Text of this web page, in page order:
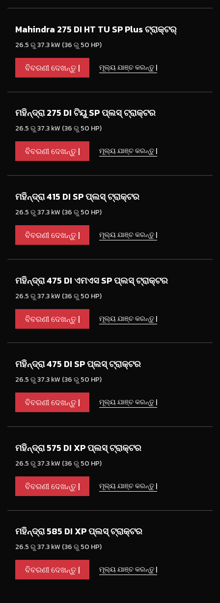
Mahindra 275 DI HT TU SP Plus ଟ୍ରାକ୍ଟର୍
26.5 ରୁ 37.3 kW (36 ରୁ 50 HP)
ବିବରଣୀ ଦେଖନ୍ତୁ | ମୂଲ୍ୟ ଯାଞ୍ଚ କରନ୍ତୁ |
ମହିନ୍ଦ୍ରା 275 DI ଟିୟୁ SP ପ୍ଲସ୍ ଟ୍ରାକ୍ଟର
26.5 ରୁ 37.3 kW (36 ରୁ 50 HP)
ବିବରଣୀ ଦେଖନ୍ତୁ | ମୂଲ୍ୟ ଯାଞ୍ଚ କରନ୍ତୁ |
ମହିନ୍ଦ୍ରା 415 DI SP ପ୍ଲସ୍ ଟ୍ରାକ୍ଟର
26.5 ରୁ 37.3 kW (36 ରୁ 50 HP)
ବିବରଣୀ ଦେଖନ୍ତୁ | ମୂଲ୍ୟ ଯାଞ୍ଚ କରନ୍ତୁ |
ମହିନ୍ଦ୍ରା 475 DI ଏମଏସ SP ପ୍ଲସ୍ ଟ୍ରାକ୍ଟର
26.5 ରୁ 37.3 kW (36 ରୁ 50 HP)
ବିବରଣୀ ଦେଖନ୍ତୁ | ମୂଲ୍ୟ ଯାଞ୍ଚ କରନ୍ତୁ |
ମହିନ୍ଦ୍ରା 475 DI SP ପ୍ଲସ୍ ଟ୍ରାକ୍ଟର
26.5 ରୁ 37.3 kW (36 ରୁ 50 HP)
ବିବରଣୀ ଦେଖନ୍ତୁ | ମୂଲ୍ୟ ଯାଞ୍ଚ କରନ୍ତୁ |
ମହିନ୍ଦ୍ରା 575 DI XP ପ୍ଲସ୍ ଟ୍ରାକ୍ଟର
26.5 ରୁ 37.3 kW (36 ରୁ 50 HP)
ବିବରଣୀ ଦେଖନ୍ତୁ | ମୂଲ୍ୟ ଯାଞ୍ଚ କରନ୍ତୁ |
ମହିନ୍ଦ୍ରା 585 DI XP ପ୍ଲସ୍ ଟ୍ରାକ୍ଟର
26.5 ରୁ 37.3 kW (36 ରୁ 50 HP)
ବିବରଣୀ ଦେଖନ୍ତୁ | ମୂଲ୍ୟ ଯାଞ୍ଚ କରନ୍ତୁ |